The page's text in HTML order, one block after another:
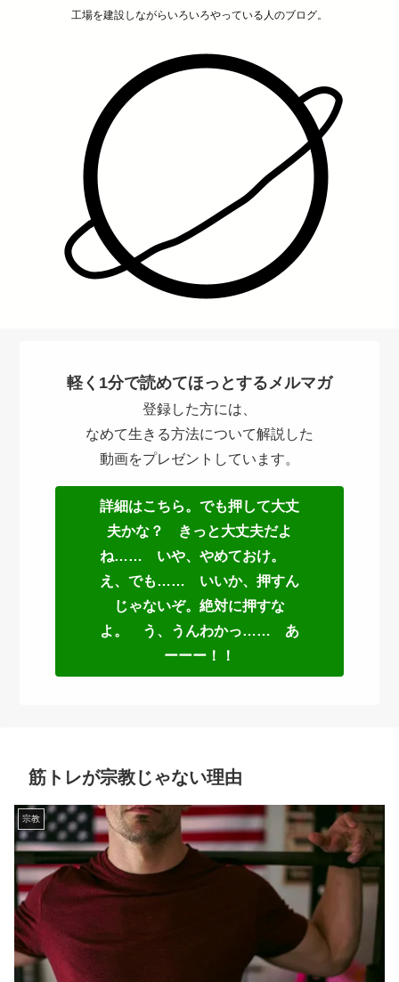
工場を建設しながらいろいろやっている人のブログ。
軽く1分で読めてほっとするメルマガ
登録した方には、
なめて生きる方法について解説した
動画をプレゼントしています。
詳細はこちら。でも押して大丈
夫かな？ きっと大丈夫だよ
ね…… いや、やめておけ。
え、でも…… いいか、押すん
じゃないぞ。絶対に押すな
よ。 う、うんわかっ…… あ
ーーー！！
筋トレが宗教じゃない理由
宗教